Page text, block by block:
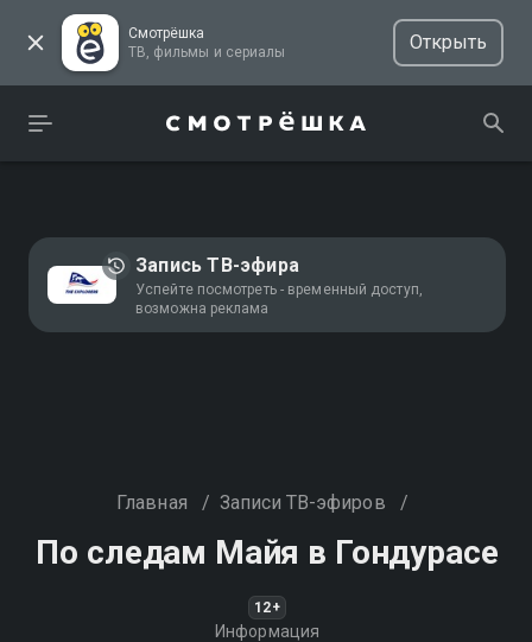
Смотрёшка
ТВ, фильмы и сериалы
Открыть
Запись ТВ-эфира
Успейте посмотреть - временный доступ,
возможна реклама
Главная / Записи ТВ-эфиров /
По следам Майя в Гондурасе
12+
Информация